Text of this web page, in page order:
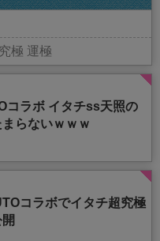
極 運極
コラボ イタチss天照の
らないｗｗｗ
コラボでイタチ超究極